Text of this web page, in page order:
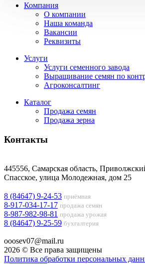
Компания
О компании
Наша команда
Вакансии
Реквизиты
Услуги
Услуги семенного завода
Выращивание семян по
Агроконсалтинг
Каталог
Продажа семян
Продажа зерна
Контакты
445556, Самарская область,
Спасское, улица Молодежная, дом 25
8 (84647) 9-24-53 приёмная
8-917-034-17-17 продажа семян
8-987-982-98-81 продажа урожая
8 (84647) 9-25-59 бухгалтерия
ooosev07@mail.ru
2026 © Все права защищены
Политика обработки персональных